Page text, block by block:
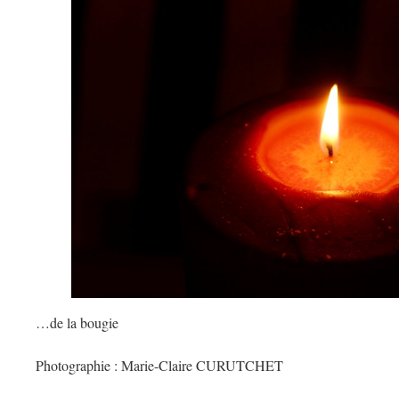
…de la bougie
Photographie : Marie-Claire CURUTCHET